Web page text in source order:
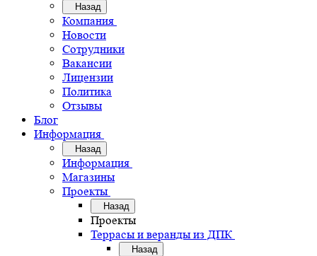
Назад
Компания
Новости
Сотрудники
Вакансии
Лицензии
Политика
Отзывы
Блог
Информация
Назад
Информация
Магазины
Проекты
Назад
Проекты
Террасы и веранды из ДПК
Назад